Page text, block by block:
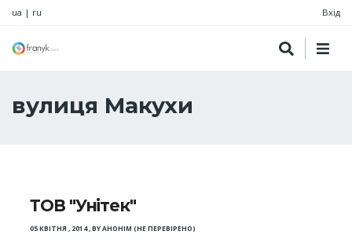
ua | ru Вхід
вулиця Макухи
ТОВ "Унітек"
05 КВІТНЯ , 2014,BYАНОНІМ (НЕ ПЕРЕВІРЕНО)